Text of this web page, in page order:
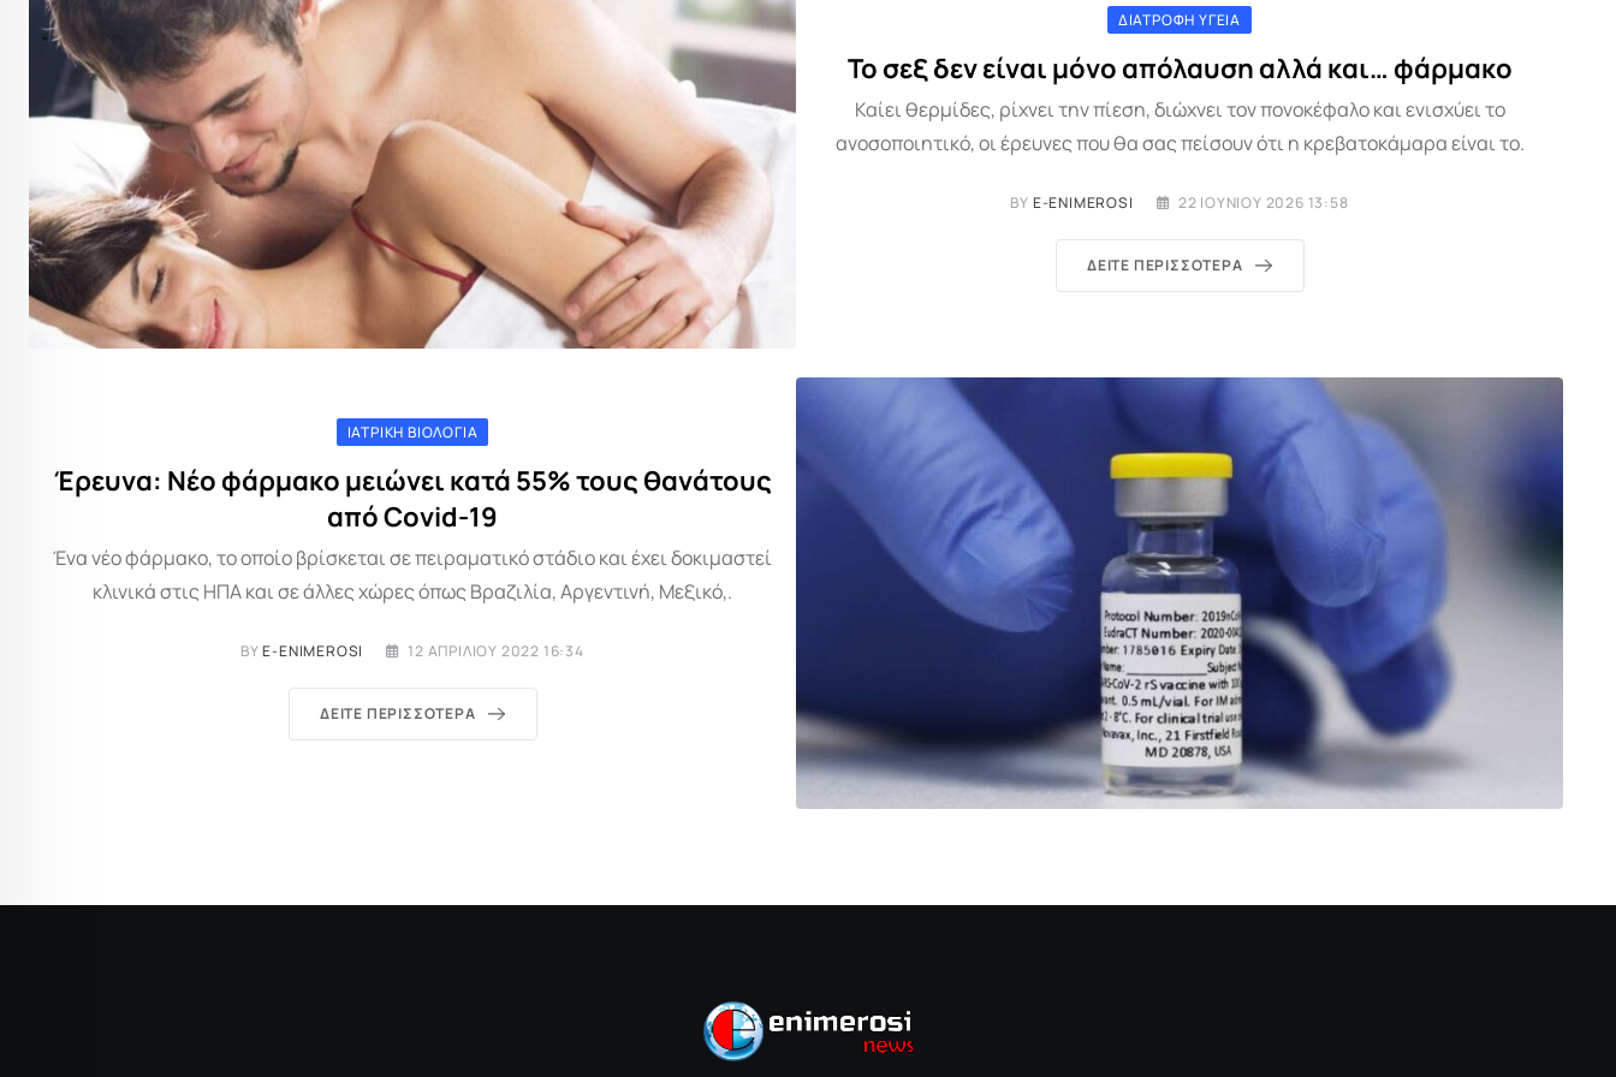
ΔΙΑΤΡΟΦΉ ΥΓΕΊΑ
Το σεξ δεν είναι μόνο απόλαυση αλλά και… φάρμακο
Καίει θερμίδες, ρίχνει την πίεση, διώχνει τον πονοκέφαλο και ενισχύει το
ανοσοποιητικό, οι έρευνες που θα σας πείσουν ότι η κρεβατοκάμαρα είναι το.
BY E-ENIMEROSI 22 ΙΟΥΝΊΟΥ 2026 13:58
ΔΕΊΤΕ ΠΕΡΙΣΣΌΤΕΡΑ
ΙΑΤΡΙΚΉ ΒΙΟΛΟΓΊΑ
Έρευνα: Νέο φάρμακο μειώνει κατά 55% τους θανάτους
από Covid-19
Ένα νέο φάρμακο, το οποίο βρίσκεται σε πειραματικό στάδιο και έχει δοκιμαστεί
κλινικά στις ΗΠΑ και σε άλλες χώρες όπως Βραζιλία, Αργεντινή, Μεξικό,.
BYE-ENIMEROSI 12 ΑΠΡΙΛΊΟΥ 2022 16:34
ΔΕΊΤΕ ΠΕΡΙΣΣΌΤΕΡΑ